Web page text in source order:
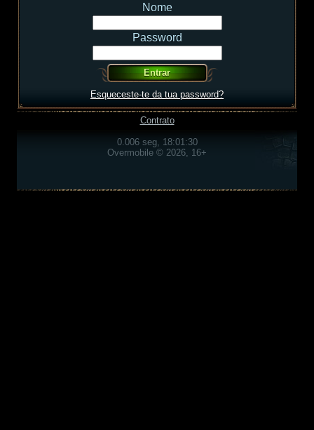
Nome
Password
Esqueceste-te da tua password?
Contrato
0.006 seg, 18:01:30
Overmobile © 2026, 16+